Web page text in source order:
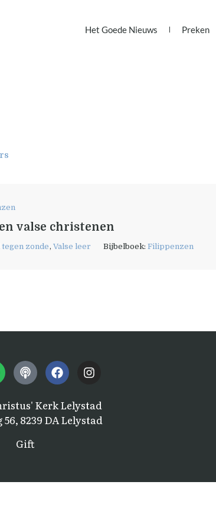
Het Goede Nieuws Preken
valse christenen
zonde , Valse leer Bijbelboek: Filippenzen
Kerk Lelystad
8239 DA Lelystad
Gift